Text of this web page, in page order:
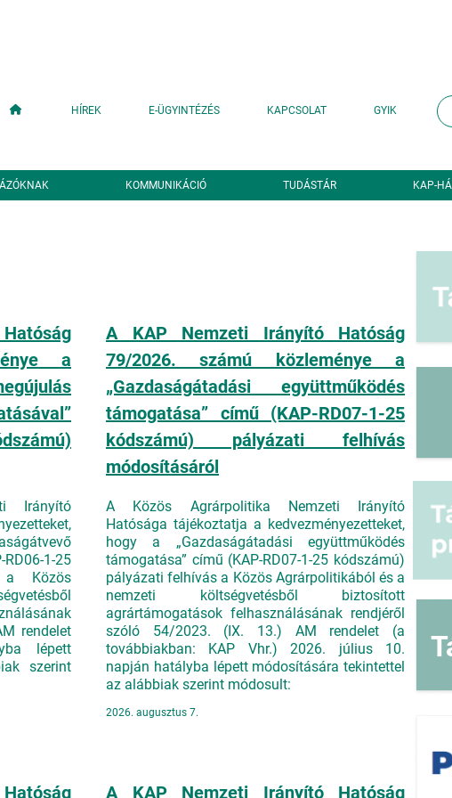
Fő navigáció
HÍREK E-ÜGYINTÉZÉS KAPCSOLAT GYIK
KOMMUNIKÁCIÓ TUDÁSTÁR KAP-
a
Irányító
1-25
a Közös
rendelet
lépett
szerint
A KAP Nemzeti Irányító Hatóság
79/2026. számú közleménye a
„Gazdaságátadási együttműködés
támogatása” című (KAP-RD07-1-25
kódszámú) pályázati felhívás
módosításáról
A Közös Agrárpolitika Nemzeti Irányító
Hatósága tájékoztatja a kedvezményezetteket,
hogy a „Gazdaságátadási együttműködés
támogatása” című (KAP-RD07-1-25 kódszámú)
pályázati felhívás a Közös Agrárpolitikából és a
nemzeti költségvetésből biztosított
agrártámogatások felhasználásának rendjéről
szóló 54/2023. (IX. 13.) AM rendelet (a
továbbiakban: KAP Vhr.) 2026. július 10.
napján hatályba lépett módosítására tekintettel
az alábbiak szerint módosult:
2026. augusztus 7.
A KAP Nemzeti Irányító Hatóság